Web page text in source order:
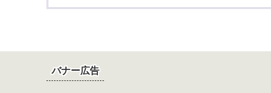
バナー広告